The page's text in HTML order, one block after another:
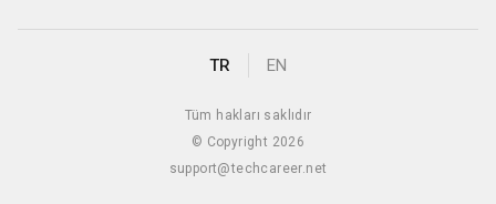
TR EN
Tüm hakları saklıdır
© Copyright 2026
support@techcareer.net